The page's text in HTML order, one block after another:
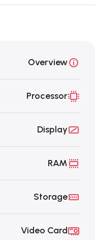
Unbeatable offers
Overview
Processor
Display
RAM
Storage
Video Card